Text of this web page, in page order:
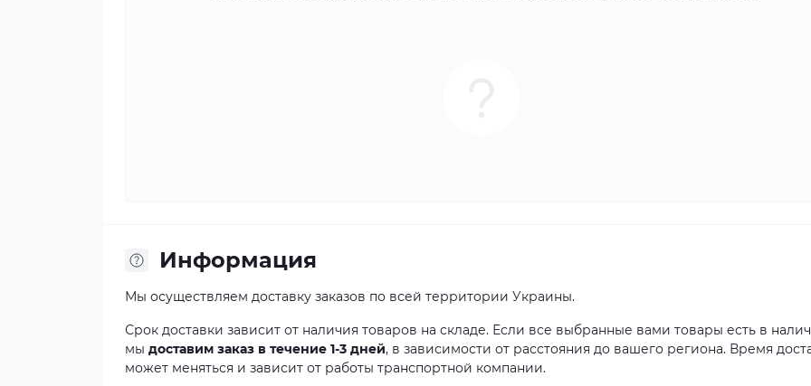
Информация
Мы осуществляем доставку заказов по всей территории Украины.
Срок доставки зависит от наличия товаров на складе. Если все выбранные вами товары есть в
мы доставим заказ в течение 1-3 дней, в зависимости от расстояния до вашего региона. Время
может меняться и зависит от работы транспортной компании.